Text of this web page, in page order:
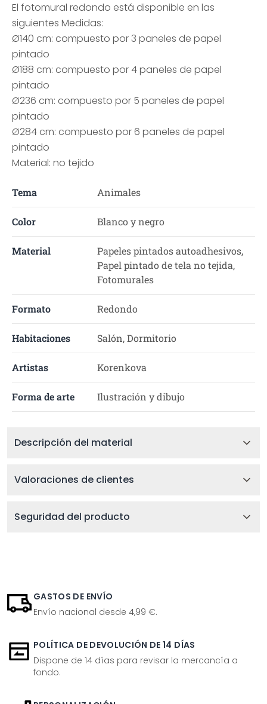
El fotomural redondo está disponible en las
siguientes Medidas:
Ø140 cm: compuesto por 3 paneles de papel
pintado
Ø188 cm: compuesto por 4 paneles de papel
pintado
Ø236 cm: compuesto por 5 paneles de papel
pintado
Ø284 cm: compuesto por 6 paneles de papel
pintado
Material: no tejido
Tema Animales
Color Blanco y negro
Material
Papeles pintados autoadhesivos,
Papel pintado de tela no tejida,
Fotomurales
Formato Redondo
Habitaciones Salón, Dormitorio
Artistas Korenkova
Forma de arte Ilustración y dibujo
Descripción del material
Valoraciones de clientes
Seguridad del producto
GASTOS DE ENVÍO
Envío nacional desde 4,99 €.
POLÍTICA DE DEVOLUCIÓN DE 14 DÍAS
Dispone de 14 días para revisar la mercancía a
fondo.